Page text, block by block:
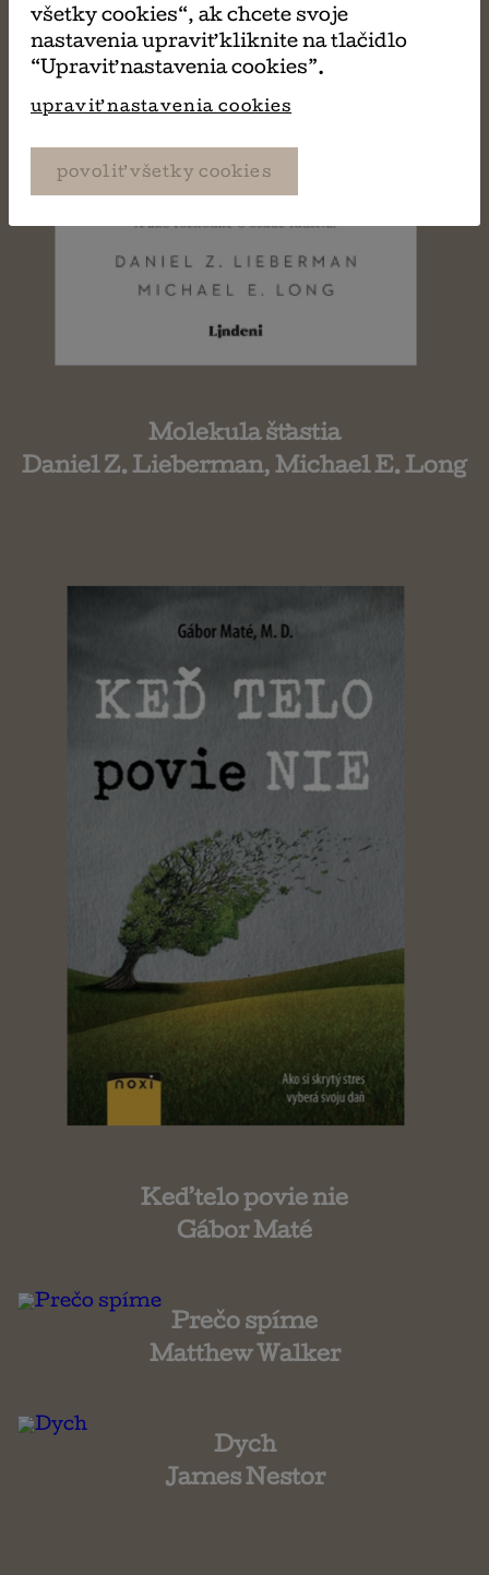
Molekula šťastia
Daniel Z. Lieberman, Michael E. Long
Keď telo povie nie
Gábor Maté
Prečo spíme
Matthew Walker
Dych
James Nestor
všetky cookies“, ak chcete svoje
nastavenia upraviť kliknite na tlačidlo
“Upraviť nastavenia cookies”.
upraviť nastavenia cookies
povoliť všetky cookies